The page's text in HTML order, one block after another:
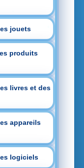
jouets
produits
livres et des
appareils
logiciels